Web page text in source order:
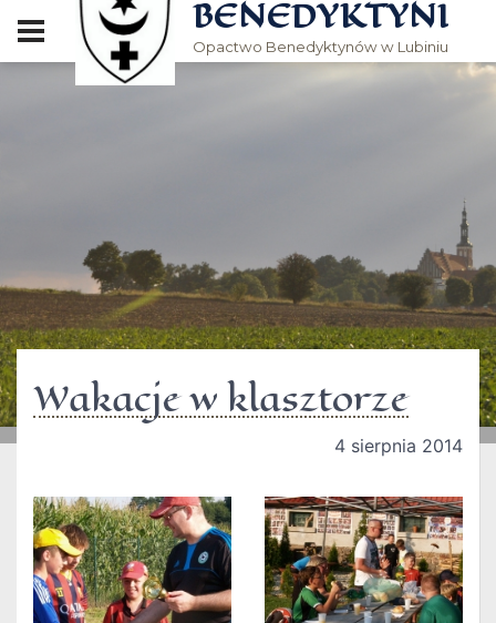
BENEDYKTYNI
Opactwo Benedyktynów w Lubiniu
Wakacje w klasztorze
4 sierpnia 2014